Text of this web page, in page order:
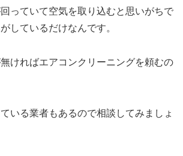
っていて空気を取り込むと思いがちで
しているだけなんです。
ければエアコンクリーニングを頼むの
いる業者もあるので相談してみましょ